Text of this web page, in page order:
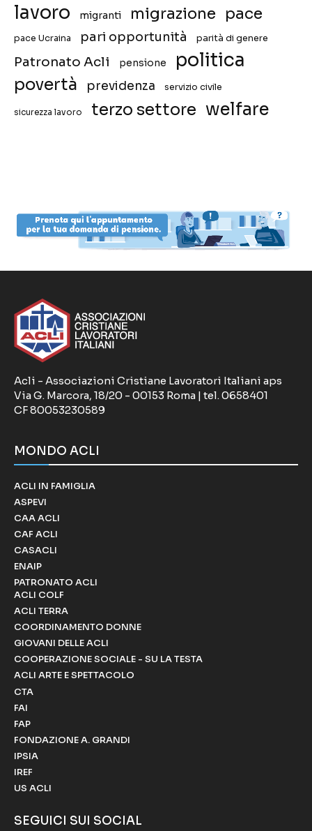
lavoro migranti migrazione pace
pace Ucraina pari opportunità parità di genere
Patronato Acli pensione politica
povertà previdenza servizio civile
sicurezza lavoro terzo settore welfare
Acli - Associazioni Cristiane Lavoratori Italiani aps
Via G. Marcora, 18/20 - 00153 Roma | tel. 0658401
CF 80053230589
MONDO ACLI
ACLI IN FAMIGLIA
ASPEVI
CAA ACLI
CAF ACLI
CASACLI
ENAIP
PATRONATO ACLI
ACLI COLF
ACLI TERRA
COORDINAMENTO DONNE
GIOVANI DELLE ACLI
COOPERAZIONE SOCIALE - SU LA TESTA
ACLI ARTE E SPETTACOLO
CTA
FAI
FAP
FONDAZIONE A. GRANDI
IPSIA
IREF
US ACLI
SEGUICI SUI SOCIAL